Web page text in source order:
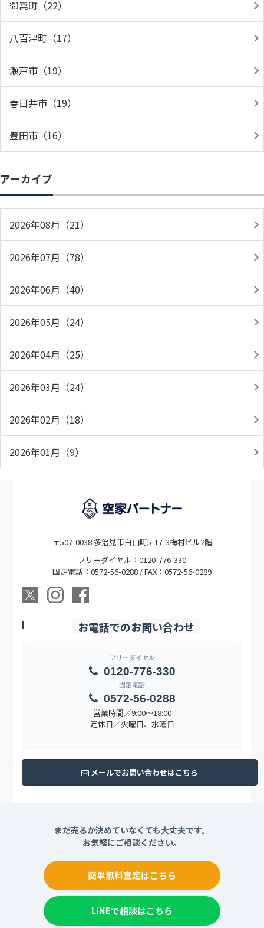
御嵩町（22）
八百津町（17）
瀬戸市（19）
春日井市（19）
豊田市（16）
アーカイブ
2026年08月（21）
2026年07月（78）
2026年06月（40）
2026年05月（24）
2026年04月（25）
2026年03月（24）
2026年02月（18）
2026年01月（9）
〒507-0038 多治見市白山町5-17-3梅村ビル2階
フリーダイヤル：0120-776-330
固定電話：0572-56-0288 / FAX：0572-56-0289
お電話でのお問い合わせ
営業時間／9:00〜18:00
定休日／火曜日、水曜日
フリーダイヤル
0120-776-330
固定電話
0572-56-0288
メールでお問い合わせはこちら
まだ売るか決めていなくても大丈夫です。
お気軽にご相談ください。
簡単無料査定はこちら
LINEで相談はこちら